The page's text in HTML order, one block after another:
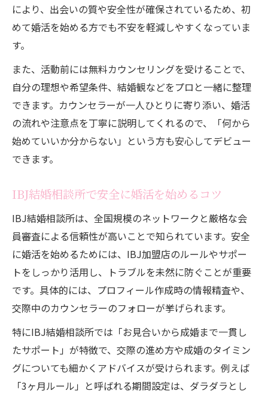
IBJ婚活成功のカギとなる3ヶ月ルールとは
結婚相談所の3ヶ月ルールで効率的な婚活を
成婚率を高めるための3ヶ月ルール活用法
婚活で感じやすい売れ残り年齢の不安を乗り越
えるには
結婚相談所で売れ残り年齢の不安を解消す
る方法
ト体制
ート
IBJ結婚相談所で売れ残りの悩みを前向きに
解決
結婚相談所で年齢による焦りを克服する秘
訣
る方法
結婚相談所のカウンセラーが叶える理想の
成婚
により、出会いの質や安全性が確保されているため、初
めて婚活を始める方でも不安を軽減しやすくなっていま
す。
また、活動前には無料カウンセリングを受けることで、
自分の理想や希望条件、結婚観などをプロと一緒に整理
できます。カウンセラーが一人ひとりに寄り添い、婚活
の流れや注意点を丁寧に説明してくれるので、「何から
始めていいか分からない」という方も安心してデビュー
できます。
IBJ結婚相談所で安全に婚活を始めるコツ
IBJ結婚相談所は、全国規模のネットワークと厳格な会
員審査による信頼性が高いことで知られています。安全
に婚活を始めるためには、IBJ加盟店のルールやサポー
トをしっかり活用し、トラブルを未然に防ぐことが重要
です。具体的には、プロフィール作成時の情報精査や、
交際中のカウンセラーのフォローが挙げられます。
特にIBJ結婚相談所では「お見合いから成婚まで一貫し
たサポート」が特徴で、交際の進め方や成婚のタイミン
グについても細かくアドバイスが受けられます。例えば
「3ヶ月ルール」と呼ばれる期間設定は、ダラダラとし